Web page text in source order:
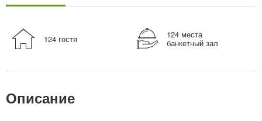
124 гостя 124 места
банкетный зал
Описание